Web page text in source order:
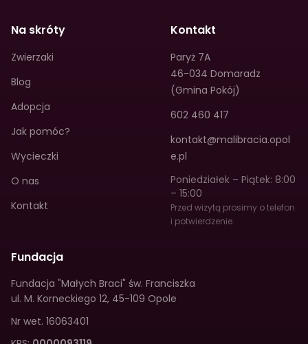
Na skróty
Zwierzaki
Blog
Adopcja
Jak pomóc?
Wycieczki
O nas
Kontakt
Kontakt
Paryż 7A
46-034 Domaradz
(Gmina Pokój)
602 460 417
kontakt@malibracia.opol
e.pl
Poniedziałek – Piątek: 8:00
– 15:00
Przed wizytą prosimy o telefon
i potwierdzenie.
Fundacja
Fundacja "Małych Braci" św. Franciszka
ul. M. Korneckiego 12, 45-109 Opole
Nr wet. 16063401